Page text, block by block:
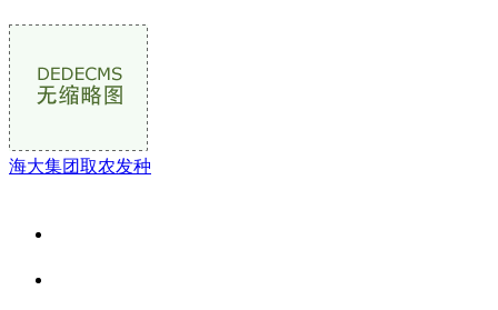
海大集团取农发种